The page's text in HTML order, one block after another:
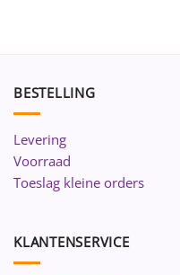
BESTELLING
Levering
Voorraad
Toeslag kleine orders
KLANTENSERVICE